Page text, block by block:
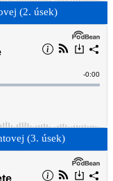
(2. úsek)
(3. úsek)